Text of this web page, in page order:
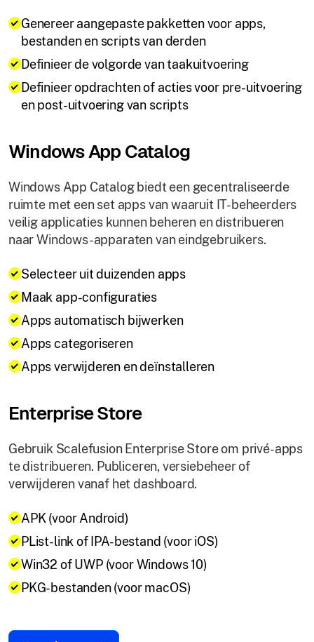
Genereer aangepaste pakketten voor apps,
bestanden en scripts van derden
Definieer de volgorde van taakuitvoering
Definieer opdrachten of acties voor pre-uitvoering
en post-uitvoering van scripts
Windows App Catalog
Windows App Catalog biedt een gecentraliseerde
ruimte met een set apps van waaruit IT-beheerders
veilig applicaties kunnen beheren en distribueren
naar Windows-apparaten van eindgebruikers.
Selecteer uit duizenden apps
Maak app-configuraties
Apps automatisch bijwerken
Apps categoriseren
Apps verwijderen en deïnstalleren
Enterprise Store
Gebruik Scalefusion Enterprise Store om privé-apps
te distribueren. Publiceren, versiebeheer of
verwijderen vanaf het dashboard.
APK (voor Android)
PList-link of IPA-bestand (voor iOS)
Win32 of UWP (voor Windows 10)
PKG-bestanden (voor macOS)